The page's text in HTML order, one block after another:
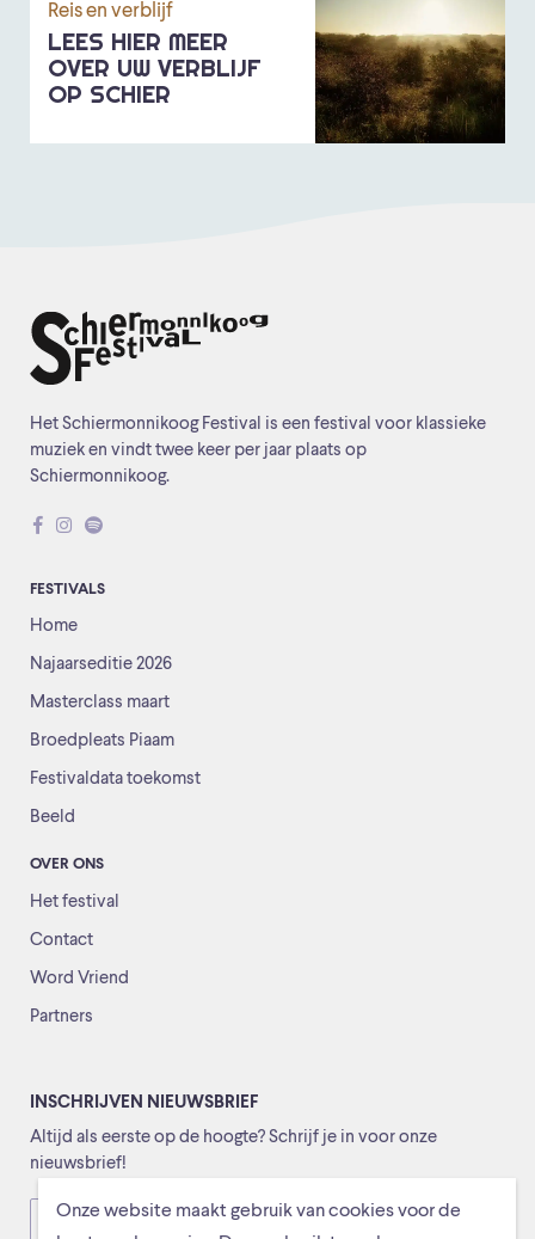
Onze website maakt gebruik van cookies voor de
Reis en verblijf
LEES HIER MEER
OVER UW VERBLIJF
OP SCHIER
Het Schiermonnikoog Festival is een festival voor klassieke
muziek en vindt twee keer per jaar plaats op
Schiermonnikoog.
FESTIVALS
Home
Najaarseditie 2026
Masterclass maart
Broedpleats Piaam
Festivaldata toekomst
Beeld
OVER ONS
Het festival
Contact
Word Vriend
Partners
INSCHRIJVEN NIEUWSBRIEF
Altijd als eerste op de hoogte? Schrijf je in voor onze
nieuwsbrief!